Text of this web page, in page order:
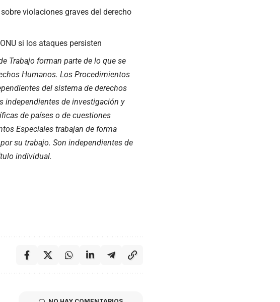
violaciones graves del derecho
si los ataques persisten
Trabajo forman parte de lo que se
Humanos. Los Procedimientos
del sistema de derechos
independientes de investigación y
de países o de cuestiones
Especiales trabajan de forma
su trabajo. Son independientes de
individual.